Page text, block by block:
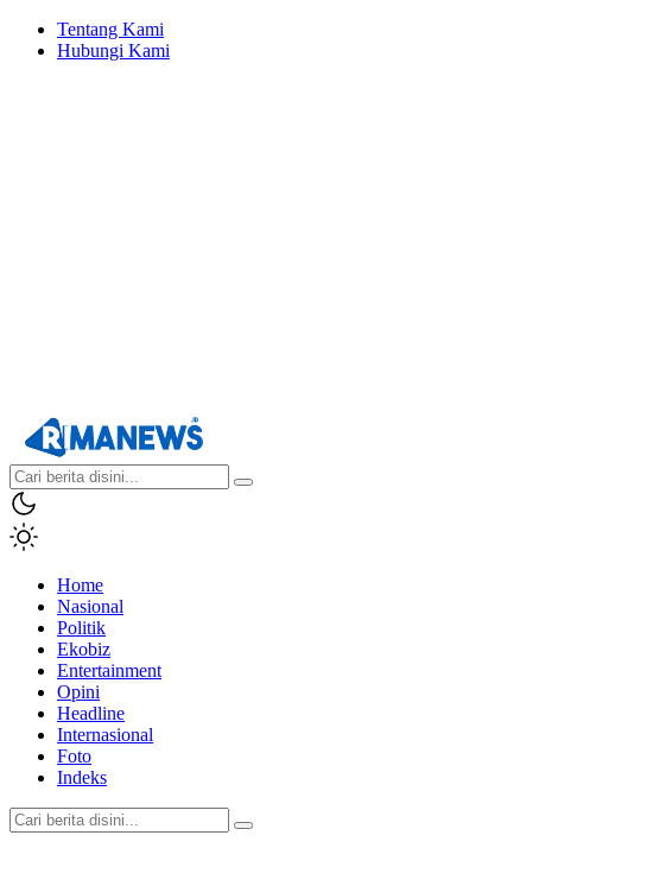
Tentang Kami
Hubungi Kami
Home
Nasional
Politik
Ekobiz
Entertainment
Opini
Headline
Internasional
Foto
Indeks